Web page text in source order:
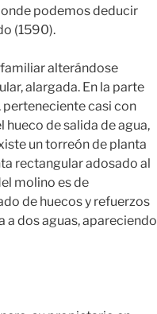
podemos deducir
(1590).
alterándose
alargada. En la parte
casi con
de salida de agua,
un torreón de planta
rectangular adosado al
molino es de
de huecos y refuerzos
a dos aguas, apareciendo